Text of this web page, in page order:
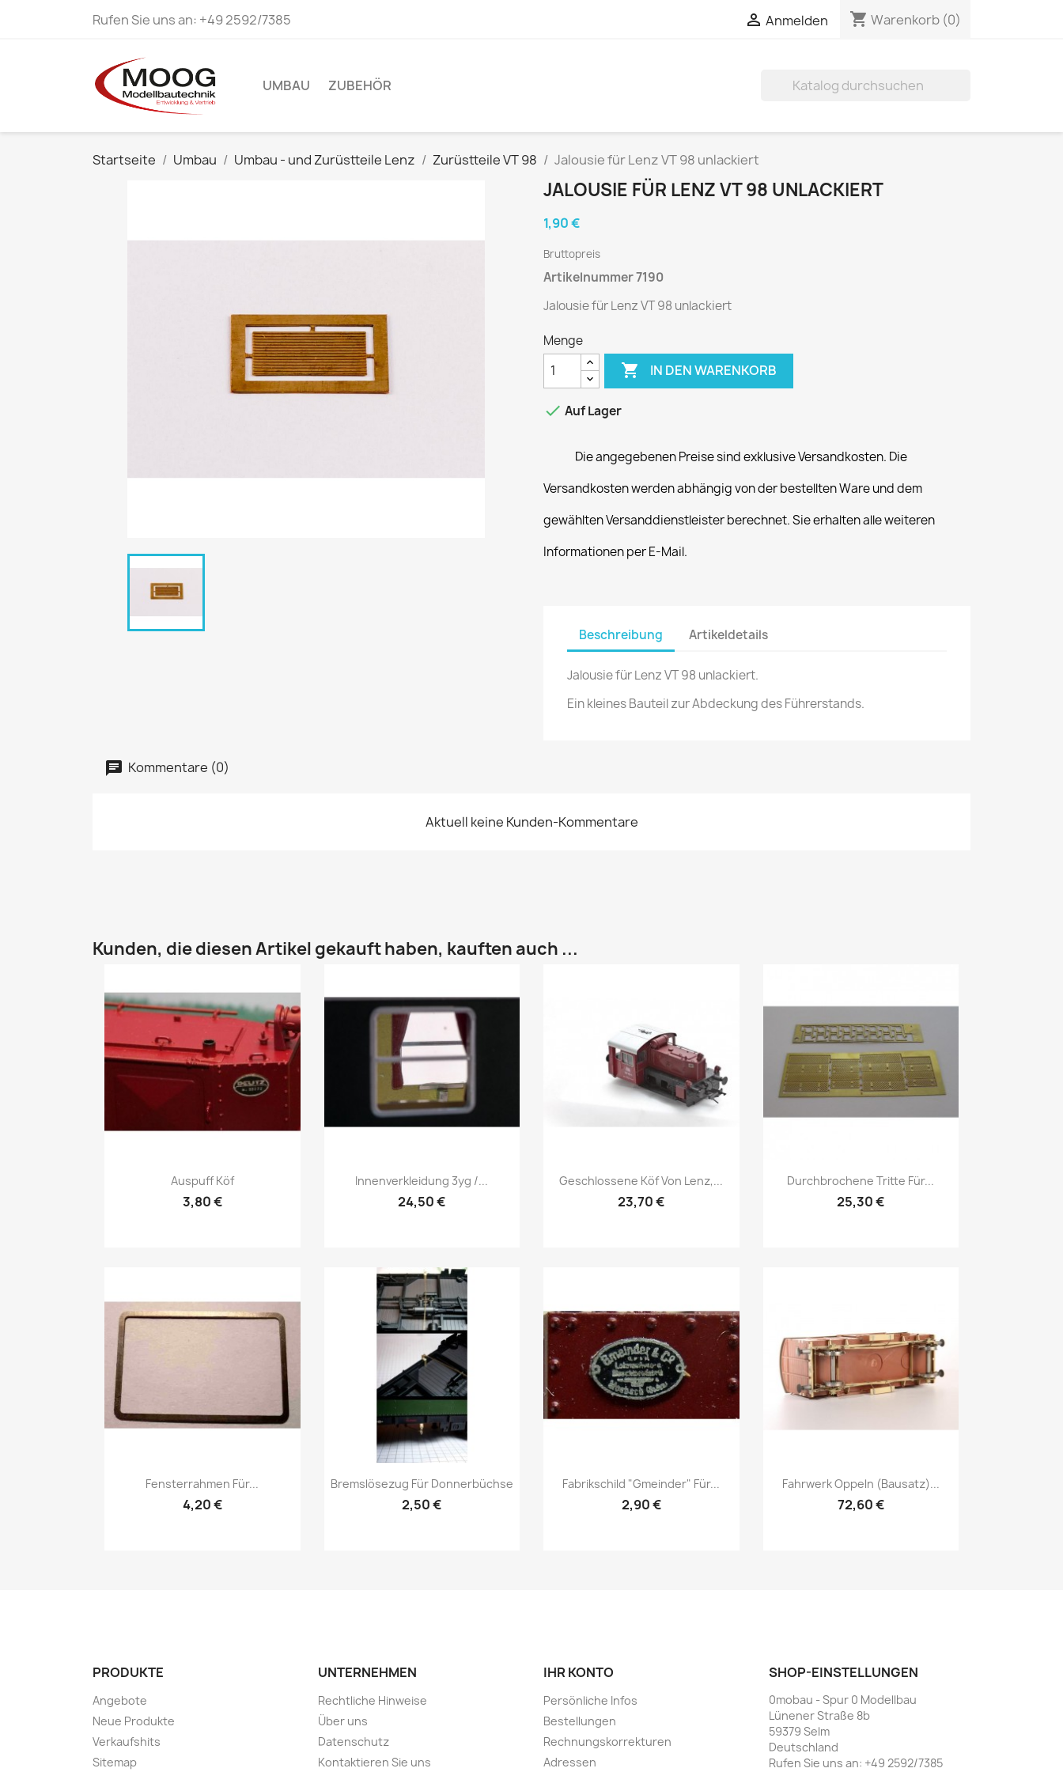
Rufen Sie uns an: +49 2592/7385  Anmelden shopping_cart Warenkorb (0)
UMBAU ZUBEHÖR
Startseite Umbau Umbau - und Zurüstteile Lenz Zurüstteile VT 98 Jalousie für Lenz VT 98 unlackiert
JALOUSIE FÜR LENZ VT 98 UNLACKIERT
1,90 €
Bruttopreis
Artikelnummer 7190
Jalousie für Lenz VT 98 unlackiert
Menge
 IN DEN WARENKORB
 Auf Lager
Die angegebenen Preise sind exklusive Versandkosten. Die
Versandkosten werden abhängig von der bestellten Ware und dem
gewählten Versanddienstleister berechnet. Sie erhalten alle weiteren
Informationen per E-Mail.
Beschreibung Artikeldetails
Jalousie für Lenz VT 98 unlackiert.
Ein kleines Bauteil zur Abdeckung des Führerstands.
Kommentare (0)
Aktuell keine Kunden-Kommentare
Kunden, die diesen Artikel gekauft haben, kauften auch ...
Vorschau
Auspuff Köf
3,80 €
Vorschau
Innenverkleidung 3yg /...
24,50 €
Vorschau
Geschlossene Köf Von Lenz,...
23,70 €
Vorschau
Durchbrochene Tritte Für...
25,30 €
Vorschau
Fensterrahmen Für...
4,20 €
Vorschau
Bremslösezug Für Donnerbüchse
2,50 €
Vorschau
Fabrikschild "Gmeinder" Für...
2,90 €
Vorschau
Fahrwerk Oppeln (Bausatz)...
72,60 €
PRODUKTE
Angebote
Neue Produkte
Verkaufshits
Sitemap
UNTERNEHMEN
Rechtliche Hinweise
Über uns
Datenschutz
Kontaktieren Sie uns
IHR KONTO
Persönliche Infos
Bestellungen
Rechnungskorrekturen
Adressen
SHOP-EINSTELLUNGEN
0mobau - Spur 0 Modellbau
Lünener Straße 8b
59379 Selm
Deutschland
Rufen Sie uns an: +49 2592/7385